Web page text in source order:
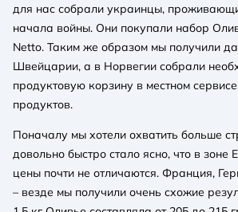
для нас собрали украинцы,
начала войны. Они покупали набор
Netto. Таким же образом мы получили
Швейцарии, а в Норвегии собрали
продуктовую корзину в местном
продуктов.
Поначалу мы хотели охватить больше
довольно быстро стало ясно, что в зоне
цены почти не отличаются. Франция,
– везде мы получили очень схожие